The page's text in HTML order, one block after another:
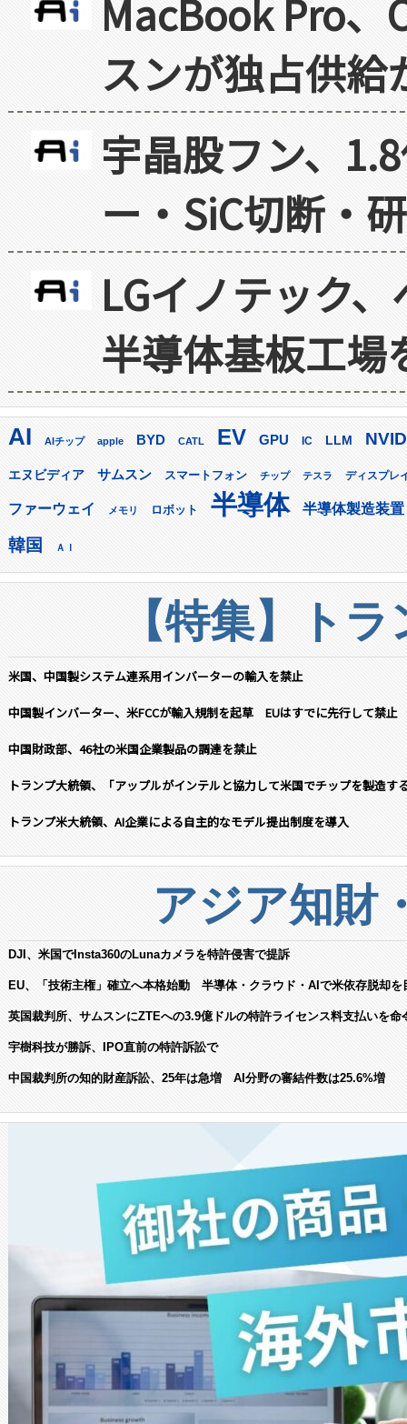
MacBook Pro
スンが独占供給
宇晶股フン、
ー・SiC切断・
LGイノテック
半導体基板工場
AI AIチップ apple BYD CATL EV GPU IC LLM
エヌビディア サムスン スマートフォン チップ テスラ ディスプレ
ファーウェイ メモリ ロボット 半導体 半導体製造装置
韓国 ＡＩ
【特集】ト
米国、中国製システム連系用インバーターの輸入を禁止
中国製インバーター、米FCCが輸入規制を起草 EUはすでに先行して禁止
中国財政部、46社の米国企業製品の調達を禁止
トランプ大統領、「アップルがインテルと協力して米国でチップを製造す
トランプ米大統領、AI企業による自主的なモデル提出制度を導入
アジア知財
DJI、米国でInsta360のLunaカメラを特許侵害で提訴
EU、「技術主権」確立へ本格始動 半導体・クラウド・AIで米依存脱却を
英国裁判所、サムスンにZTEへの3.9億ドルの特許ライセンス料支払いを命
宇樹科技が勝訴、IPO直前の特許訴訟で
中国裁判所の知的財産訴訟、25年は急増 AI分野の審結件数は25.6%増